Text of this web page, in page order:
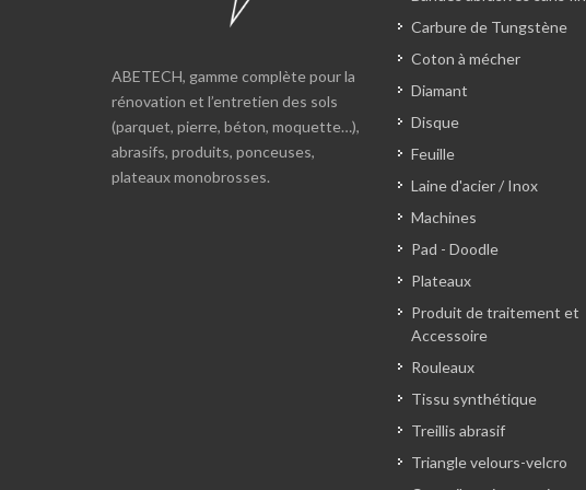
ABETECH, gamme complète pour la
rénovation et l’entretien des sols
(parquet, pierre, béton, moquette…),
abrasifs, produits, ponceuses,
plateaux monobrosses.
Carbure de Tungstène
Coton à mécher
Diamant
Disque
Feuille
Laine d'acier / Inox
Machines
Pad - Doodle
Plateaux
Produit de traitement et
Accessoire
Rouleaux
Tissu synthétique
Treillis abrasif
Triangle velours-velcro